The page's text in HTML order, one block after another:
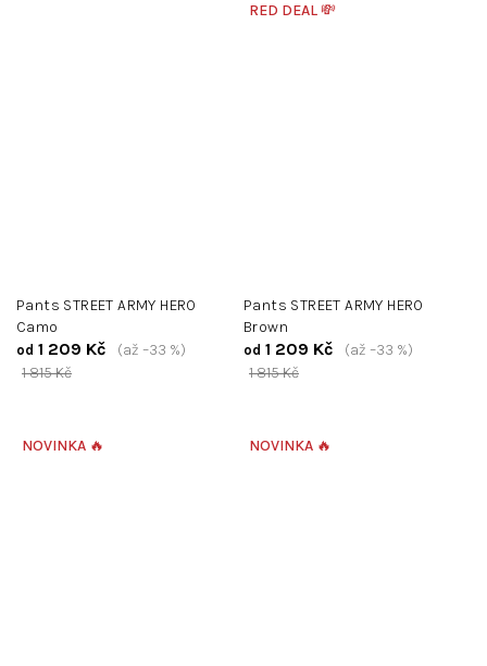
Pants STREET ARMY HERO
Camo
od 1 209 Kč
1 815 Kč
(až –33 %)
RED DEAL 💸
Pants STREET ARMY HERO
Brown
od 1 209 Kč
1 815 Kč
(až –33 %)
NOVINKA 🔥 NOVINKA 🔥